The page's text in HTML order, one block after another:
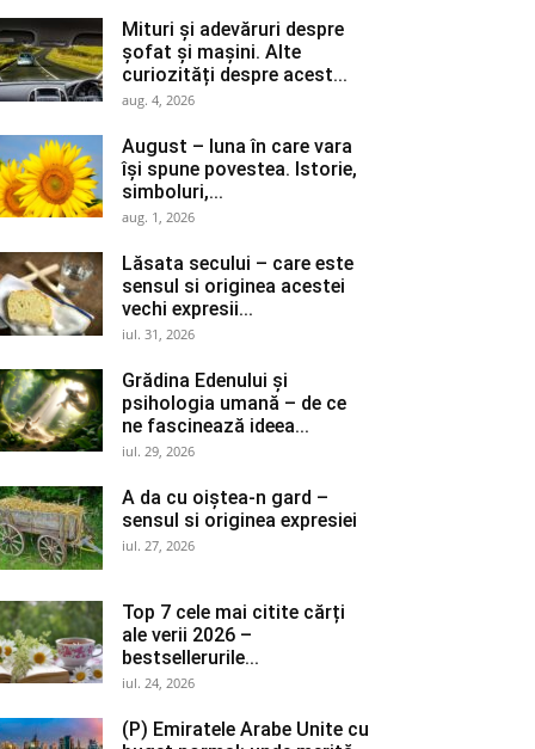
Mituri și adevăruri despre
șofat și mașini. Alte
curiozități despre acest...
aug. 4, 2026
August – luna în care vara
își spune povestea. Istorie,
simboluri,...
aug. 1, 2026
Lăsata secului – care este
sensul si originea acestei
vechi expresii...
iul. 31, 2026
Grădina Edenului și
psihologia umană – de ce
ne fascinează ideea...
iul. 29, 2026
A da cu oiștea-n gard –
sensul si originea expresiei
iul. 27, 2026
Top 7 cele mai citite cărți
ale verii 2026 –
bestsellerurile...
iul. 24, 2026
(P) Emiratele Arabe Unite cu